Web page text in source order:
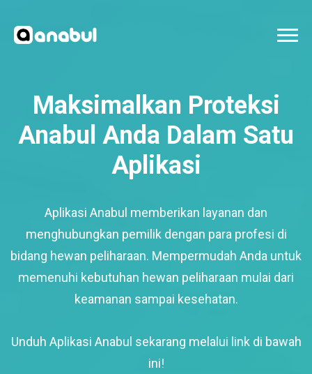
Maksimalkan Proteksi
Anabul Anda Dalam Satu
Aplikasi
Aplikasi Anabul memberikan layanan dan
menghubungkan pemilik dengan para profesi di
bidang hewan peliharaan. Mempermudah Anda untuk
memenuhi kebutuhan hewan peliharaan mulai dari
keamanan sampai kesehatan.
Unduh Aplikasi Anabul sekarang melalui link di bawah
ini!